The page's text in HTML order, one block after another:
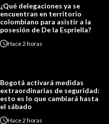
¿Qué delegaciones ya se
encuentran en territorio
colombiano para asistir a la
posesión de De la Espriella?
Hace2 horas
Bogotá activará medidas
extraordinarias de seguridad:
esto es lo que cambiará hasta
el sábado
Hace2 horas